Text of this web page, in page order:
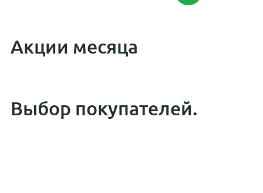
Акции месяца
Выбор покупателей.